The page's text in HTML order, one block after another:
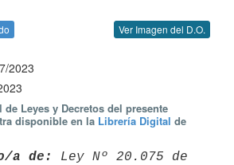
Ver Imagen del D.O.
2023
Leyes y Decretos del presente
disponible en la Librería Digital de
a de:
Ley Nº 20.075 de